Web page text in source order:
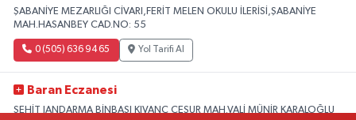
ŞABANİYE MEZARLIĞI CİVARI,FERİT MELEN OKULU İLERİSİ,ŞABANİYE
MAH.HASANBEY CAD.NO: 55
0 (505) 636 94 65 Yol Tarifi Al
Baran Eczanesi
ŞEHİT JANDARMA BİNBAŞI KIVANÇ CESUR MAH.VALİ MÜNİR KARALOĞLU